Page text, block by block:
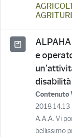
e
disabilità
Contenuto
2018 14.13
A.A.A. Vi
bellissimo